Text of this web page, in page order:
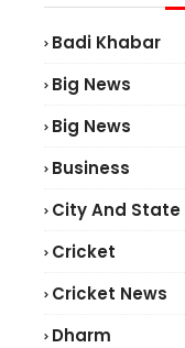
Badi Khabar
Big News
Big News
Business
City And State
Cricket
Cricket News
Dharm